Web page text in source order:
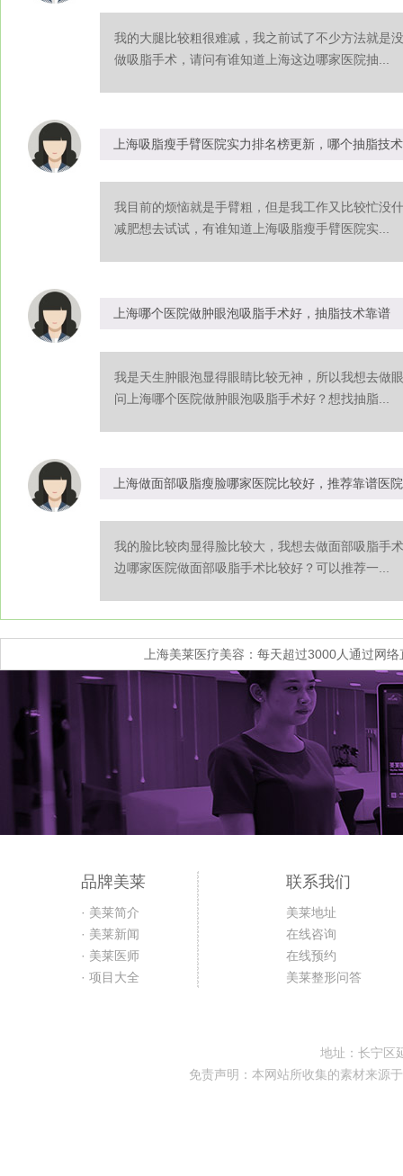
我的大腿比较粗很难减，我之前试了不少方法就是
做吸脂手术，请问有谁知道上海这边哪家医院抽...
上海吸脂瘦手臂医院实力排名榜更新，哪个抽脂技
我目前的烦恼就是手臂粗，但是我工作又比较忙没
减肥想去试试，有谁知道上海吸脂瘦手臂医院实...
上海哪个医院做肿眼泡吸脂手术好，抽脂技术靠谱
我是天生肿眼泡显得眼睛比较无神，所以我想去做
问上海哪个医院做肿眼泡吸脂手术好？想找抽脂...
上海做面部吸脂瘦脸哪家医院比较好，推荐靠谱医
我的脸比较肉显得脸比较大，我想去做面部吸脂手
边哪家医院做面部吸脂手术比较好？可以推荐一...
上海美莱医疗美容：每天超过3000人通过网
品牌美莱
· 美莱简介
· 美莱新闻
· 美莱医师
· 项目大全
联系我们
美莱地址
在线咨询
在线预约
美莱整形问答
地址：长宁区
免责声明：本网站所收集的素材来源